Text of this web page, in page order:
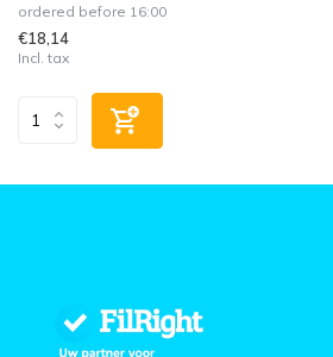
ordered before 16:00
€18,14
Incl. tax